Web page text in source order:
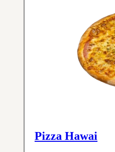
Pizza Hawai